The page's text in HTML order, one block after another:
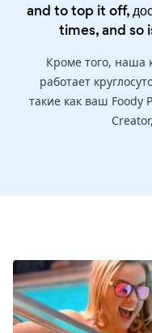
and to top it off,
times, and so
Кроме того, наша
работает
такие как ваш Foody